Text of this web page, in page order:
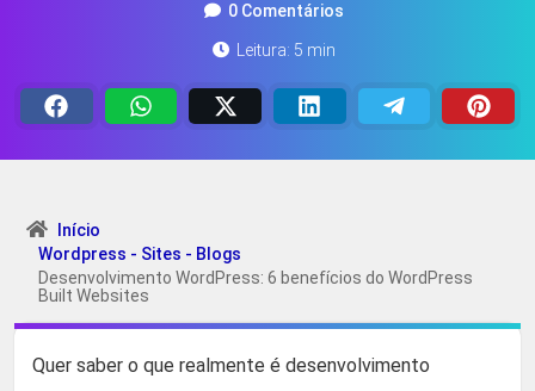
0 Comentários
Leitura: 5 min
Início
Wordpress - Sites - Blogs
Desenvolvimento WordPress: 6 benefícios do WordPress
Built Websites
Quer saber o que realmente é desenvolvimento